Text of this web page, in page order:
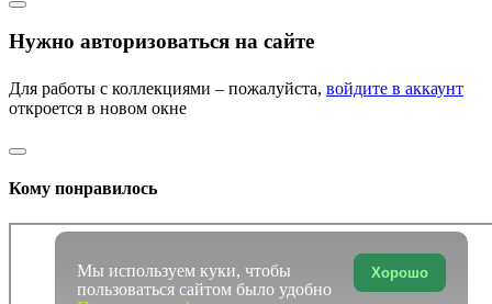
Нужно авторизоваться на сайте
Для работы с коллекциями – пожалуйста, войдите в аккаунт
откроется в новом окне
Кому понравилось
Хорошо
Мы используем куки, чтобы
пользоваться сайтом было удобно